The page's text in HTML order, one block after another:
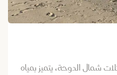
شمال الدوحة، يتميز بمياه